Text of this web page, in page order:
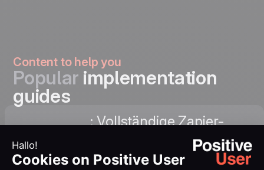
Content to help you
Popular implementation
guides
mit Zapier
: Vollständige Zapier-
Verbindungsanleitung.
Leitfaden lesen →